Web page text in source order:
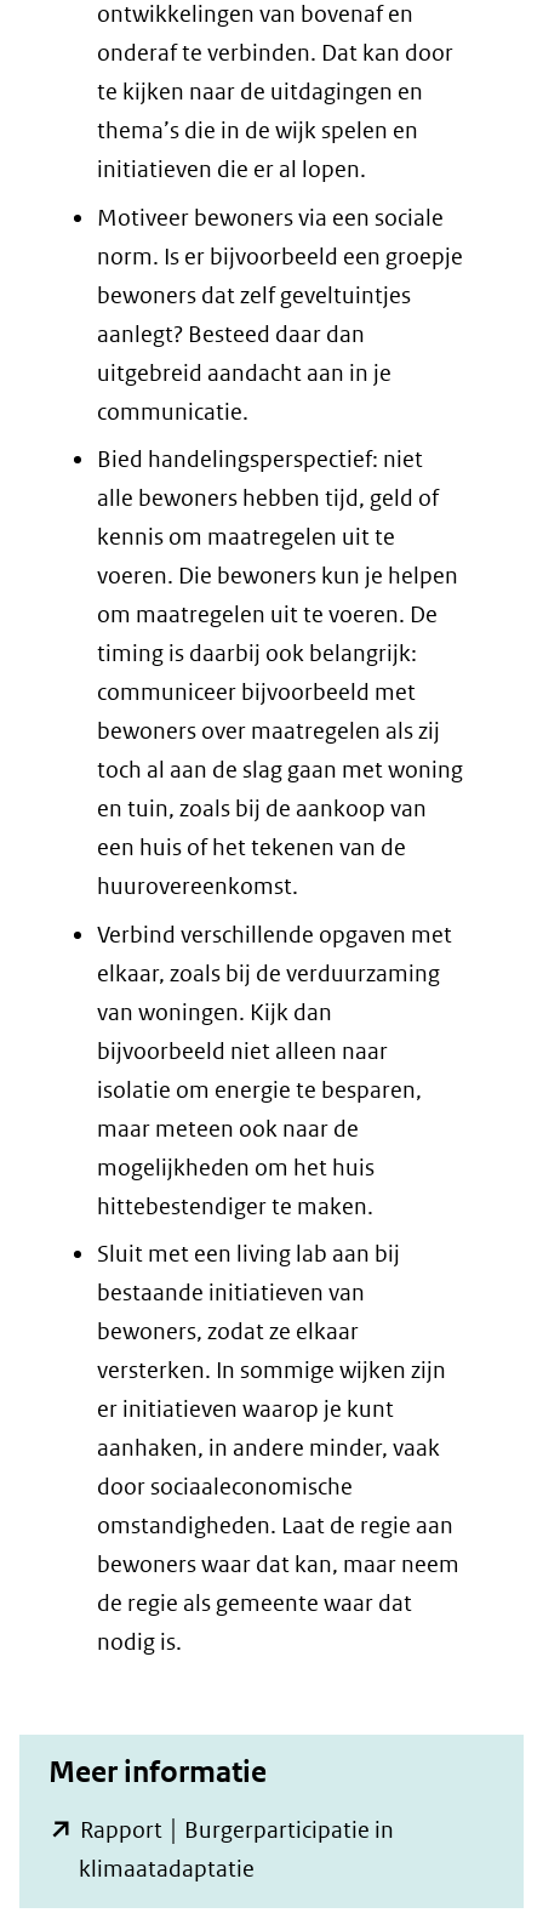
ontwikkelingen van bovenaf en
onderaf te verbinden. Dat kan door
te kijken naar de uitdagingen en
thema’s die in de wijk spelen en
initiatieven die er al lopen.
Motiveer bewoners via een sociale
norm. Is er bijvoorbeeld een groepje
bewoners dat zelf geveltuintjes
aanlegt? Besteed daar dan
uitgebreid aandacht aan in je
communicatie.
Bied handelingsperspectief: niet
alle bewoners hebben tijd, geld of
kennis om maatregelen uit te
voeren. Die bewoners kun je helpen
om maatregelen uit te voeren. De
timing is daarbij ook belangrijk:
communiceer bijvoorbeeld met
bewoners over maatregelen als zij
toch al aan de slag gaan met woning
en tuin, zoals bij de aankoop van
een huis of het tekenen van de
huurovereenkomst.
Verbind verschillende opgaven met
elkaar, zoals bij de verduurzaming
van woningen. Kijk dan
bijvoorbeeld niet alleen naar
isolatie om energie te besparen,
maar meteen ook naar de
mogelijkheden om het huis
hittebestendiger te maken.
Sluit met een living lab aan bij
bestaande initiatieven van
bewoners, zodat ze elkaar
versterken. In sommige wijken zijn
er initiatieven waarop je kunt
aanhaken, in andere minder, vaak
door sociaaleconomische
omstandigheden. Laat de regie aan
bewoners waar dat kan, maar neem
de regie als gemeente waar dat
nodig is.
Meer informatie
Rapport │ Burgerparticipatie in
klimaatadaptatie
in